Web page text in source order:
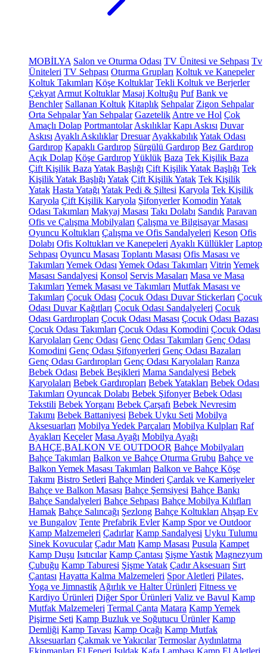
MOBİLYA Salon ve Oturma Odası TV Ünitesi ve Sehpası Tv
Üniteleri TV Sehpası Oturma Grupları Koltuk ve Kanepeler
Koltuk Takımları Köşe Koltuklar Tekli Koltuk ve Berjerler
Çekyat Armut Koltuklar Masaj Koltuğu Puf Bank ve
Benchler Sallanan Koltuk Kitaplık Sehpalar Zigon Sehpalar
Orta SehpalarYan Sehpalar Gazetelik Antre ve Hol Çok
Amaçlı Dolap Portmantolar Askılıklar Kapı Askısı Duvar
Askısı Ayaklı Askılıklar Dresuar AyakkabılıkYatak Odası
Gardırop Kapaklı Gardırop Sürgülü Gardırop Bez Gardırop
Açık Dolap Köşe GardıropYüklük Baza Tek Kişilik Baza
Çift Kişilik Baza Yatak Başlığı Çift Kişilik Yatak Başlığı Tek
Kişilik Yatak Başlığı Yatak Çift Kişilik Yatak Tek Kişilik
Yatak Hasta Yatağı Yatak Pedi & Şiltesi Karyola Tek Kişilik
Karyola Çift Kişilik Karyola Şifonyerler Komodin Yatak
Odası Takımları Makyaj Masası Takı Dolabı Sandık Paravan
Ofis ve Çalışma Mobilyaları Çalışma ve Bilgisayar Masası
Oyuncu Koltukları Çalışma ve Ofis Sandalyeleri Keson Ofis
Dolabı Ofis Koltukları ve Kanepeleri Ayaklı Küllükler Laptop
Sehpası Oyuncu Masası Toplantı Masası Ofis Masası ve
Takımları Yemek Odası Yemek Odası Takımları Vitrin Yemek
Masası Sandalyesi Konsol Servis Masaları Masa ve Masa
Takımları Yemek Masası ve Takımları Mutfak Masası ve
Takımları Çocuk Odası Çocuk Odası Duvar Stickerları Çocuk
Odası Duvar Kağıtları Çocuk Odası Sandalyeleri Çocuk
Odası Gardıropları Çocuk Odası Masası Çocuk Odası Bazası
Çocuk Odası Takımları Çocuk Odası Komodini Çocuk Odası
Karyolaları Genç Odası Genç Odası Takımları Genç Odası
Komodini Genç Odası Şifonyerleri Genç Odası Bazaları
Genç Odası Gardıropları Genç Odası Karyolaları Ranza
Bebek Odası Bebek Beşikleri Mama Sandalyesi Bebek
Karyolaları Bebek Gardıropları Bebek Yatakları Bebek Odası
Takımları Oyuncak Dolabı Bebek Şifonyer Bebek Odası
Tekstili Bebek Yorganı Bebek Çarşafı Bebek Nevresim
Takımı Bebek Battaniyesi Bebek Uyku Seti Mobilya
Aksesuarları Mobilya Yedek Parçaları Mobilya Kulpları Raf
Ayakları Keçeler Masa Ayağı Mobilya Ayağı
BAHÇE,BALKON VE OUTDOOR Bahçe Mobilyaları
Bahçe Takımları Balkon ve Bahçe Oturma Grubu Bahçe ve
Balkon Yemek Masası Takımları Balkon ve Bahçe Köşe
Takımı Bistro Setleri Bahçe Minderi Çardak ve Kameriyeler
Bahçe ve Balkon Masası Bahçe Şemsiyesi Bahçe Bankı
Bahçe Sandalyeleri Bahçe Sehpası Bahçe Mobilya Kılıfları
Hamak Bahçe Salıncağı Şezlong Bahçe Koltukları Ahşap Ev
ve Bungalov Tente Prefabrik Evler Kamp Spor ve Outdoor
Kamp Malzemeleri Çadırlar Kamp Sandalyesi Uyku Tulumu
Sinek Kovucular Çadır Matı Kamp Masası Pusula Kampet
Kamp Duşu Isıtıcılar Kamp Çantası Şişme Yastık Magnezyum
Çubuğu Kamp Taburesi Şişme Yatak Çadır Aksesuarı Sırt
Çantası Hayatta Kalma Malzemeleri Spor Aletleri Pilates,
Yoga ve Jimnastik Ağırlık ve Halter Ürünleri Fitness ve
Kardiyo Ürünleri Diğer Spor Ürünleri Valiz ve Bavul Kamp
Mutfak Malzemeleri Termal Çanta Matara Kamp Yemek
Pişirme Seti Kamp Buzluk ve Soğutucu Ürünler Kamp
Demliği Kamp Tavası Kamp Ocağı Kamp Mutfak
Aksesuarları Çakmak ve Yakıcılar Termoslar Aydınlatma
Ekipmanları El Feneri Işıldak Kafa Lambası Kamp El Aletleri